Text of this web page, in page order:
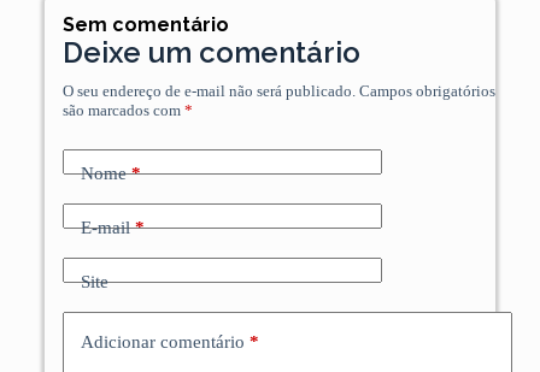
Sem comentário
Deixe um comentário
O seu endereço de e-mail não será publicado. Campos obrigatórios
são marcados com *
Nome*
E-mail*
Site
Adicionar comentário *